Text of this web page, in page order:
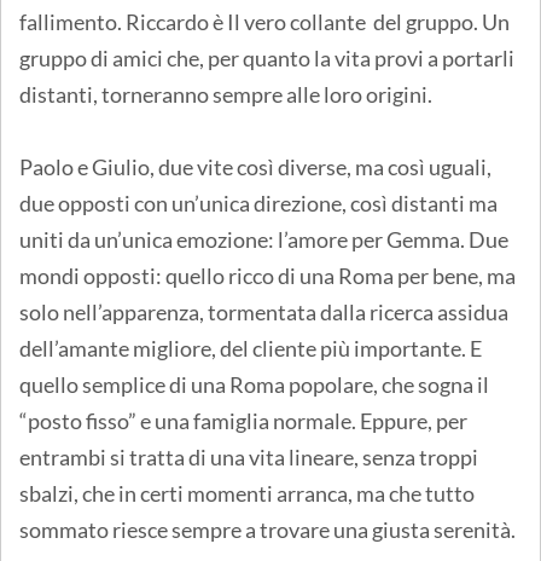
fallimento. Riccardo è Il vero collante del gruppo. Un
gruppo di amici che, per quanto la vita provi a portarli
distanti, torneranno sempre alle loro origini.
Paolo e Giulio, due vite così diverse, ma così uguali,
due opposti con un’unica direzione, così distanti ma
uniti da un’unica emozione: l’amore per Gemma. Due
mondi opposti: quello ricco di una Roma per bene, ma
solo nell’apparenza, tormentata dalla ricerca assidua
dell’amante migliore, del cliente più importante. E
quello semplice di una Roma popolare, che sogna il
“posto fisso” e una famiglia normale. Eppure, per
entrambi si tratta di una vita lineare, senza troppi
sbalzi, che in certi momenti arranca, ma che tutto
sommato riesce sempre a trovare una giusta serenità.